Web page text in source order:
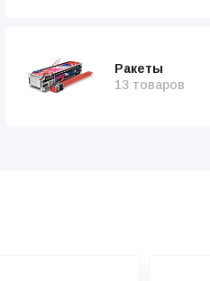
Ракеты
13 товаров